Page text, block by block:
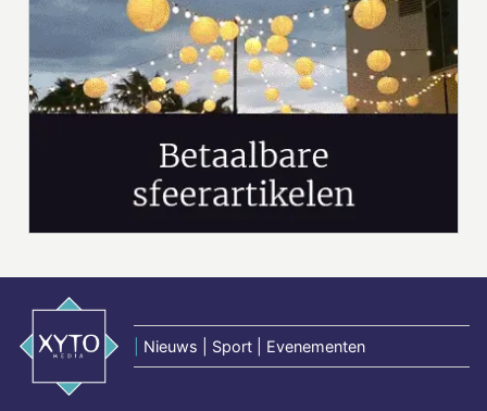
Nieuws | Sport | Evenementen